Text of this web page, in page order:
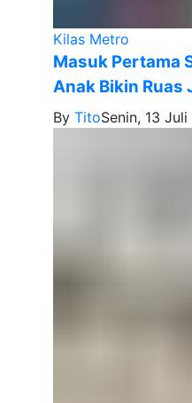
Kilas Metro
Masuk Pertama
Anak Bikin Ruas
By TitoSenin, 13